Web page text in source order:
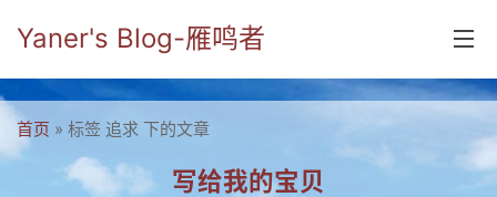
Yaner's Blog-雁鸣者
分类
首页 » 标签 追求 下的文章
写给我的宝贝